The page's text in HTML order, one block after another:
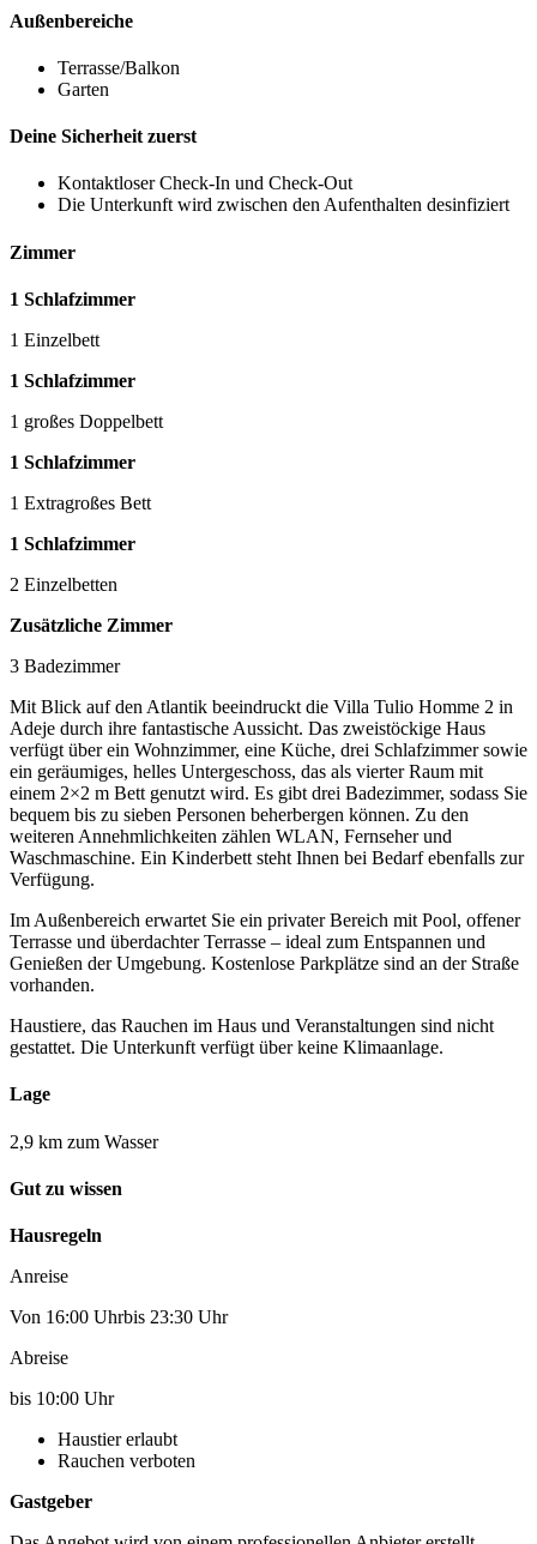
Außenbereiche
Terrasse/Balkon
Garten
Deine Sicherheit zuerst
Kontaktloser Check-In und Check-Out
Die Unterkunft wird zwischen den Aufenthalten desinfiziert
Zimmer
1 Schlafzimmer
1 Einzelbett
1 Schlafzimmer
1 großes Doppelbett
1 Schlafzimmer
1 Extragroßes Bett
1 Schlafzimmer
2 Einzelbetten
Zusätzliche Zimmer
3 Badezimmer
Mit Blick auf den Atlantik beeindruckt die Villa Tulio Homme 2 in
Adeje durch ihre fantastische Aussicht. Das zweistöckige Haus
verfügt über ein Wohnzimmer, eine Küche, drei Schlafzimmer sowie
ein geräumiges, helles Untergeschoss, das als vierter Raum mit
einem 2×2 m Bett genutzt wird. Es gibt drei Badezimmer, sodass Sie
bequem bis zu sieben Personen beherbergen können. Zu den
weiteren Annehmlichkeiten zählen WLAN, Fernseher und
Waschmaschine. Ein Kinderbett steht Ihnen bei Bedarf ebenfalls zur
Verfügung.
Im Außenbereich erwartet Sie ein privater Bereich mit Pool, offener
Terrasse und überdachter Terrasse – ideal zum Entspannen und
Genießen der Umgebung. Kostenlose Parkplätze sind an der Straße
vorhanden.
Haustiere, das Rauchen im Haus und Veranstaltungen sind nicht
gestattet. Die Unterkunft verfügt über keine Klimaanlage.
Lage
2,9 km zum Wasser
Gut zu wissen
Hausregeln
Anreise
Von 16:00 Uhrbis 23:30 Uhr
Abreise
bis 10:00 Uhr
Haustier erlaubt
Rauchen verboten
Gastgeber